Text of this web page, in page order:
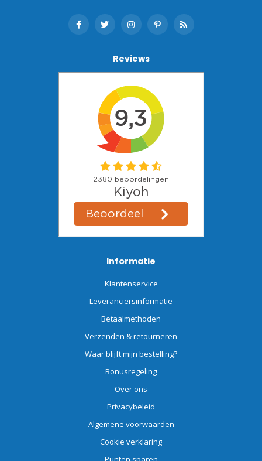
Reviews
Informatie
Klantenservice
Leveranciersinformatie
Betaalmethoden
Verzenden & retourneren
Waar blijft mijn bestelling?
Bonusregeling
Over ons
Privacybeleid
Algemene voorwaarden
Cookie verklaring